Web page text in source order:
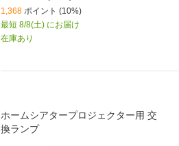
1,368 ポイント (10%)
最短 8/8(土) にお届け
在庫あり
ホームシアタープロジェクター用 交
換ランプ